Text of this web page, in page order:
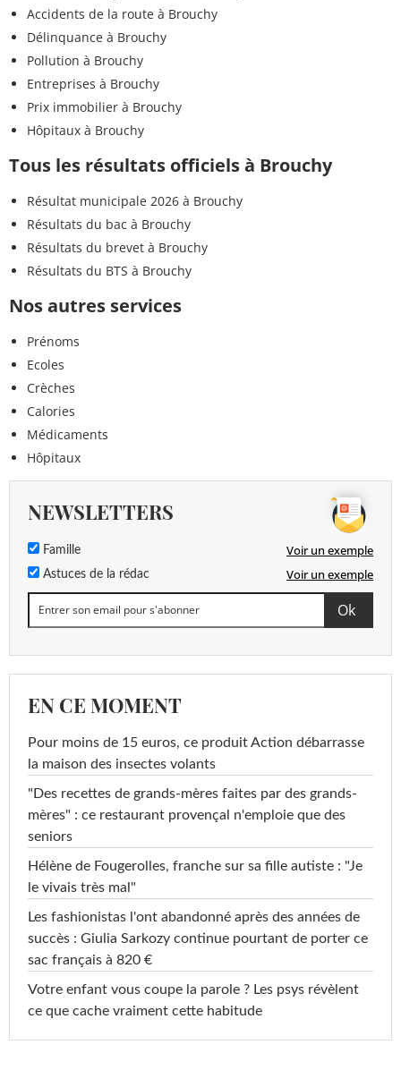
Accidents de la route à Brouchy
Délinquance à Brouchy
Pollution à Brouchy
Entreprises à Brouchy
Prix immobilier à Brouchy
Hôpitaux à Brouchy
Tous les résultats officiels à Brouchy
Résultat municipale 2026 à Brouchy
Résultats du bac à Brouchy
Résultats du brevet à Brouchy
Résultats du BTS à Brouchy
Nos autres services
Prénoms
Ecoles
Crèches
Calories
Médicaments
Hôpitaux
NEWSLETTERS
Famille Voir un exemple
Astuces de la rédac Voir un exemple
EN CE MOMENT
Pour moins de 15 euros, ce produit Action débarrasse
la maison des insectes volants
"Des recettes de grands-mères faites par des grands-
mères" : ce restaurant provençal n'emploie que des
seniors
Hélène de Fougerolles, franche sur sa fille autiste : "Je
le vivais très mal"
Les fashionistas l'ont abandonné après des années de
succès : Giulia Sarkozy continue pourtant de porter ce
sac français à 820 €
Votre enfant vous coupe la parole ? Les psys révèlent
ce que cache vraiment cette habitude